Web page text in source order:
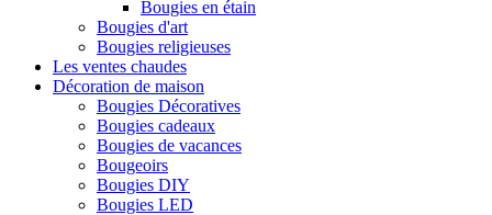
Bougies en étain
Bougies d'art
Bougies religieuses
Les ventes chaudes
Décoration de maison
Bougies Décoratives
Bougies cadeaux
Bougies de vacances
Bougeoirs
Bougies DIY
Bougies LED